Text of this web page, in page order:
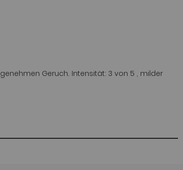
Geruch. Intensität: 3 von 5 , milder